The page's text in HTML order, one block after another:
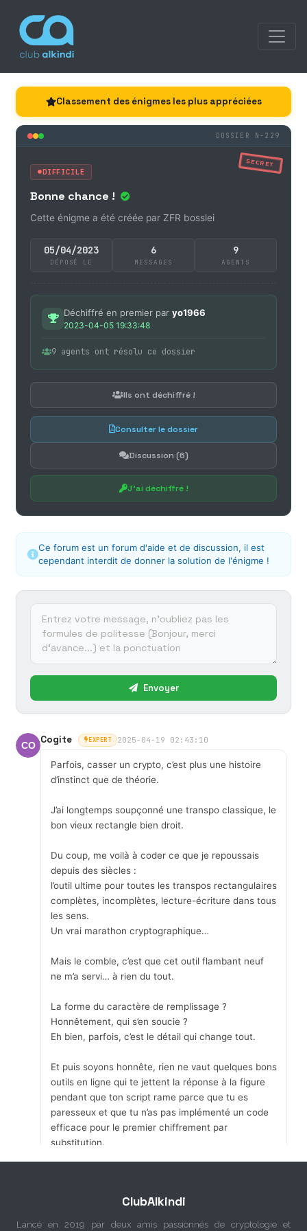
Classement des énigmes les plus appréciées
DOSSIER N-229
SECRET
DIFFICILE
Bonne chance !
Cette énigme a été créée par ZFR bosslei
05/04/2023
DÉPOSÉ LE
6
MESSAGES
9
AGENTS
Déchiffré en premier par yo1966
2023-04-05 19:33:48
9 agents ont résolu ce dossier
Ils ont déchiffré !
Consulter le dossier
Discussion (6)
J'ai déchiffré !
Ce forum est un forum d'aide et de discussion, il est
cependant interdit de donner la solution de l'énigme !
Envoyer
Cogite EXPERT 2025-04-19 02:43:10
Parfois, casser un crypto, c’est plus une histoire
d’instinct que de théorie.
J’ai longtemps soupçonné une transpo classique, le
bon vieux rectangle bien droit.
Du coup, me voilà à coder ce que je repoussais
depuis des siècles :
l’outil ultime pour toutes les transpos rectangulaires
complètes, incomplètes, lecture-écriture dans tous
les sens.
Un vrai marathon cryptographique…
Mais le comble, c’est que cet outil flambant neuf
ne m’a servi… à rien du tout.
La forme du caractère de remplissage ?
Honnêtement, qui s’en soucie ?
Eh bien, parfois, c’est le détail qui change tout.
Et puis soyons honnête, rien ne vaut quelques bons
outils en ligne qui te jettent la réponse à la figure
pendant que ton script rame parce que tu es
paresseux et que tu n’as pas implémenté un code
efficace pour le premier chiffrement par
substitution.
ClubAlkindi
Lancé en 2019 par deux amis passionnés de cryptologie et